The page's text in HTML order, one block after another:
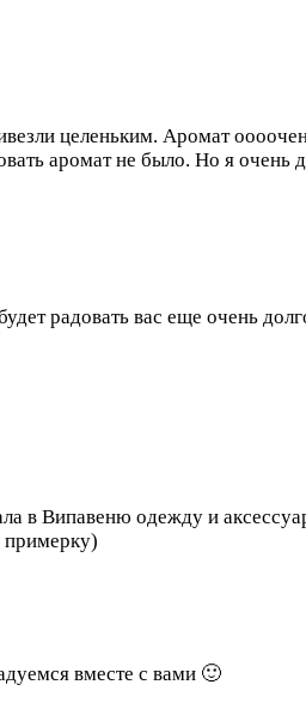
целеньким. Аромат
аромат не было. Но я очень
радовать вас еще очень
в Випавеню одежду и
примерку)
вместе с вами 🙂